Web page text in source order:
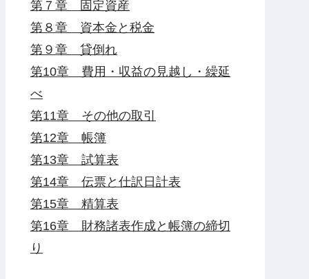
第７章 固定資産
第８章 資本金と税金
第９章 貸倒れ
第10章 費用・収益の見越し・繰延
べ
第11章 その他の取引
第12章 帳簿
第13章 試算表
第14章 伝票と仕訳日計表
第15章 精算表
第16章 財務諸表作成と帳簿の締切
り